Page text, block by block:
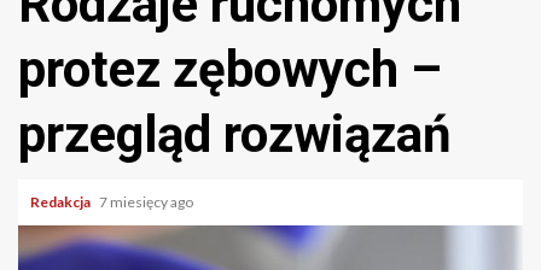
protez zębowych –
przegląd rozwiązań
Redakcja 7 miesięcy ago